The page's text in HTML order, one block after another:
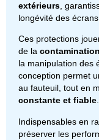
extérieurs ,
longévité des écrans.
Ces protections
de la
la manipulation des
conception permet
au fauteuil, tout en
constante et fiable.
Indispensables en
préserver les